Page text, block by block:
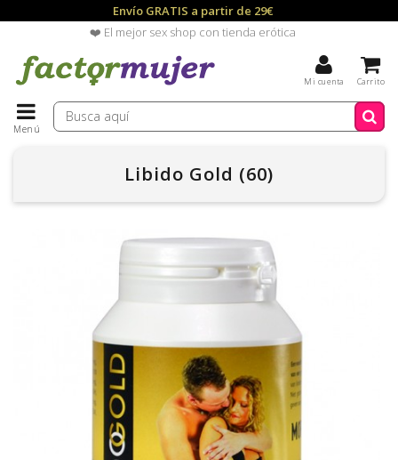
Envío GRATIS a partir de 29€
❤️ El mejor sex shop con tienda erótica
Carrito
Mi cuenta
Menú
Libido Gold (60)